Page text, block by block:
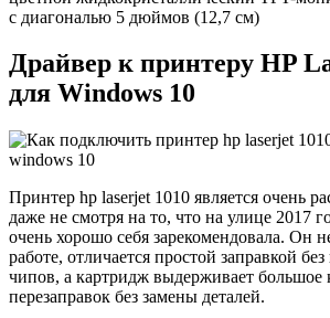
с диагональю 5 дюймов (12,7 см)
Драйвер к принтеру HP
для Windows 10
Принтер hp laserjet 1010 является очень
даже не смотря на то, что на улице 2017
очень хорошо себя зарекомендовала. Он
работе, отличается простой заправкой
чипов, а картридж выдерживает большое
перезаправок без замены деталей.